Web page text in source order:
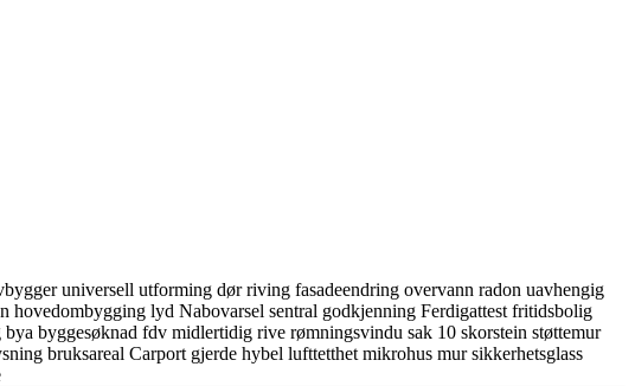
universell utforming dørriving fasadeendring overvann radon uavhengig
hovedombygging lyd Nabovarsel sentral godkjenning Ferdigattest fritidsbolig
bya byggesøknad fdv midlertidig rive rømningsvindu sak 10 skorstein støttemur
bruksareal Carport gjerde hybel lufttetthet mikrohus mursikkerhetsglass